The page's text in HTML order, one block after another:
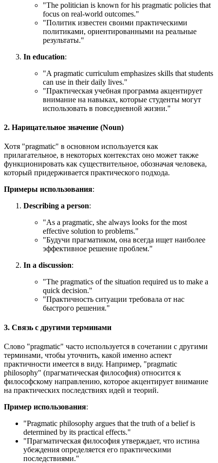
"The politician is known for his pragmatic policies that
focus on real-world outcomes."
"Политик известен своими практическими
политиками, ориентированными на реальные
результаты."
In education:
"A pragmatic curriculum emphasizes skills that students
can use in their daily lives."
"Практическая учебная программа акцентирует
внимание на навыках, которые студенты могут
использовать в повседневной жизни."
2. Нарицательное значение (Noun)
Хотя "pragmatic" в основном используется как
прилагательное, в некоторых контекстах оно может также
функционировать как существительное, обозначая человека,
который придерживается практического подхода.
Примеры использования:
Describing a person:
"As a pragmatic, she always looks for the most
effective solution to problems."
"Будучи прагматиком, она всегда ищет наиболее
эффективное решение проблем."
In a discussion:
"The pragmatics of the situation required us to make a
quick decision."
"Практичность ситуации требовала от нас
быстрого решения."
3. Связь с другими терминами
Слово "pragmatic" часто используется в сочетании с другими
терминами, чтобы уточнить, какой именно аспект
практичности имеется в виду. Например, "pragmatic
philosophy" (прагматическая философия) относится к
философскому направлению, которое акцентирует внимание
на практических последствиях идей и теорий.
Пример использования:
"Pragmatic philosophy argues that the truth of a belief is
determined by its practical effects."
"Прагматическая философия утверждает, что истина
убеждения определяется его практическими
последствиями."